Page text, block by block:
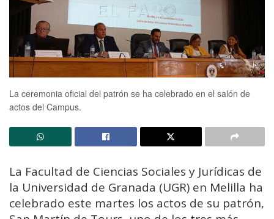
La ceremonia oficial del patrón se ha celebrado en el salón de
actos del Campus.
La Facultad de Ciencias Sociales y Jurídicas de
la Universidad de Granada (UGR) en Melilla ha
celebrado este martes los actos de su patrón,